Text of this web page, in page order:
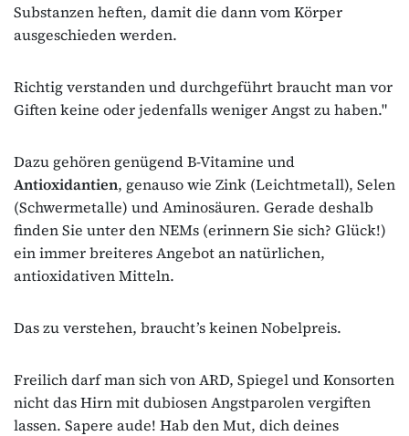
Substanzen heften, damit die dann vom Körper
ausgeschieden werden.
Richtig verstanden und durchgeführt braucht man vor
Giften keine oder jedenfalls weniger Angst zu haben."
Dazu gehören genügend B-Vitamine und
Antioxidantien, genauso wie Zink (Leichtmetall), Selen
(Schwermetalle) und Aminosäuren. Gerade deshalb
finden Sie unter den NEMs (erinnern Sie sich? Glück!)
ein immer breiteres Angebot an natürlichen,
antioxidativen Mitteln.
Das zu verstehen, braucht’s keinen Nobelpreis.
Freilich darf man sich von ARD, Spiegel und Konsorten
nicht das Hirn mit dubiosen Angstparolen vergiften
lassen. Sapere aude! Hab den Mut, dich deines